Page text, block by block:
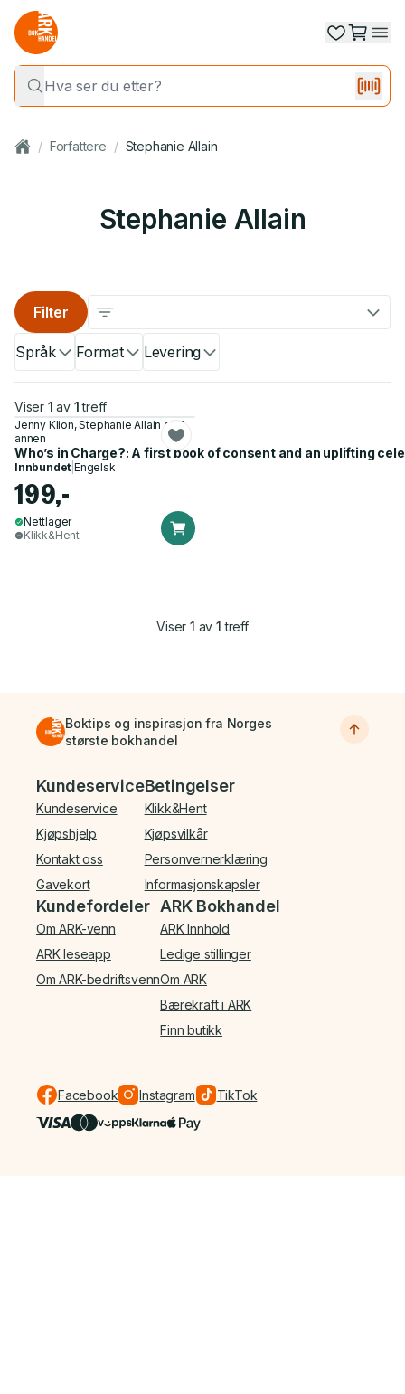
/ Forfattere / Stephanie Allain
Stephanie Allain
Språk Format Levering
Filter
Viser 1 av 1 treff
Jenny Klion, Stephanie Allain og 1
annen
Who’s in Charge?: A first book of consent and an uplifting
Innbundet |Engelsk
199,-
Nettlager
Klikk&Hent
Viser1 av 1 treff
Boktips og inspirasjon fra Norges
største bokhandel
Bunnmeny
Kundeservice
Kundeservice
Kjøpshjelp
Kontakt oss
Gavekort
Betingelser
Klikk&Hent
Kjøpsvilkår
Personvernerklæring
Informasjonskapsler
Kundefordeler
Om ARK-venn
ARK leseapp
Om ARK-bedriftsvenn
ARK Bokhandel
ARK Innhold
Ledige stillinger
Om ARK
Bærekraft i ARK
Finn butikk
Facebook Instagram TikTok